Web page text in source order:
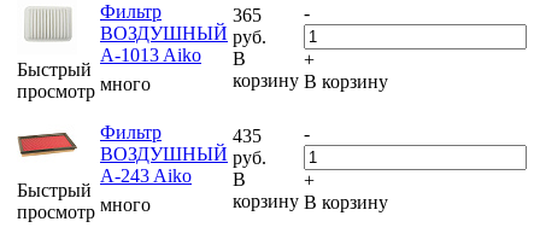
Быстрый
просмотр
Фильтр
ВОЗДУШНЫЙ
A-1013 Aiko
много
365
руб.
В
корзину
-
+
В корзину
Быстрый
просмотр
Фильтр
ВОЗДУШНЫЙ
A-243 Aiko
много
435
руб.
В
корзину
-
+
В корзину